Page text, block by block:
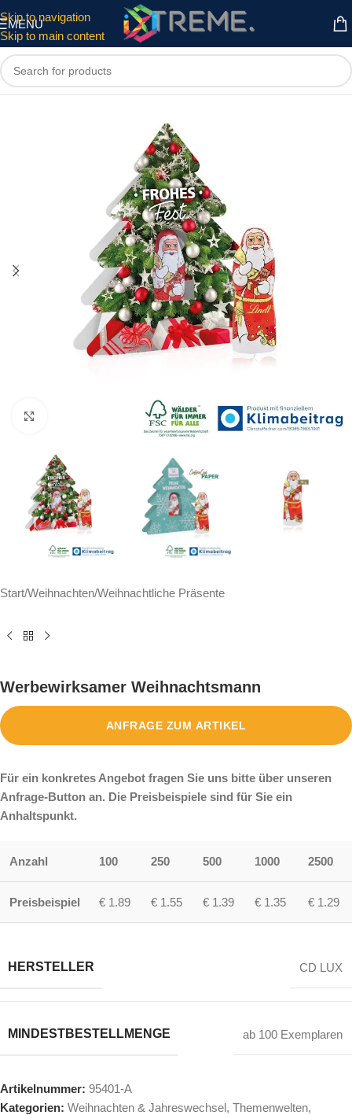
Skip to navigation
Skip to main content
MENU
Start/Weihnachten/Weihnachtliche Präsente
Werbewirksamer Weihnachtsmann
ANFRAGE ZUM ARTIKEL
Für ein konkretes Angebot fragen Sie uns bitte über unseren
Anfrage-Button an. Die Preisbeispiele sind für Sie ein
Anhaltspunkt.
Anzahl 100 250 500 1000 2500
Preisbeispiel € 1.89 € 1.55 € 1.39 € 1.35 € 1.29
HERSTELLER CD LUX
MINDESTBESTELLMENGE ab 100 Exemplaren
Artikelnummer: 95401-A
Kategorien: Weihnachten & Jahreswechsel, Themenwelten,